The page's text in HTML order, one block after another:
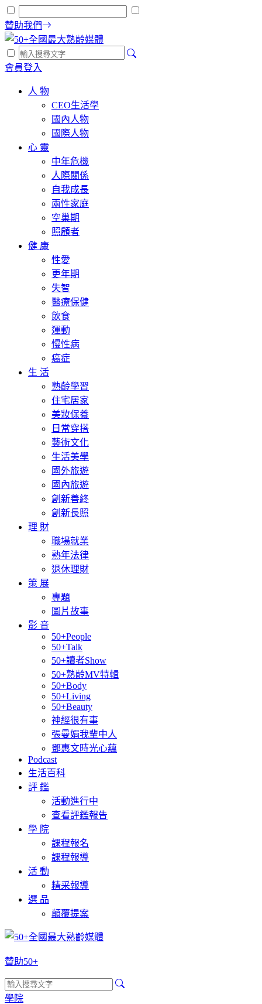
贊助我們
會員登入
人 物
CEO生活學
國內人物
國際人物
心 靈
中年危機
人際關係
自我成長
兩性家庭
空巢期
照顧者
健 康
性愛
更年期
失智
醫療保健
飲食
運動
慢性病
癌症
生 活
熟齡學習
住宅居家
美妝保養
日常穿搭
藝術文化
生活美學
國外旅遊
國內旅遊
創新善終
創新長照
理 財
職場就業
熟年法律
退休理財
策 展
專題
圖片故事
影 音
50+People
50+Talk
50+讀者Show
50+熟齡MV特輯
50+Body
50+Living
50+Beauty
神經很有事
張曼娟我輩中人
鄧惠文時光心蘊
Podcast
生活百科
評 鑑
活動進行中
查看評鑑報告
學 院
課程報名
課程報導
活 動
精采報導
選 品
顛覆提案
贊助50+
學院